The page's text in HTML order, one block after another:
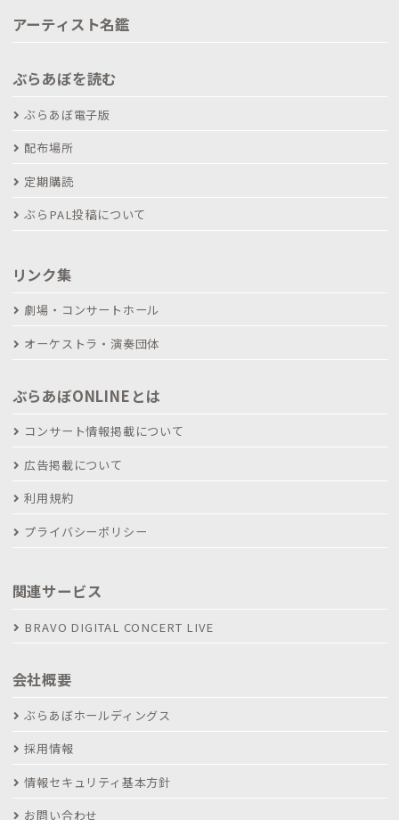
アーティスト名鑑
ぶらあぼを読む
ぶらあぼ電子版
配布場所
定期購読
ぶらPAL投稿について
リンク集
劇場・コンサートホール
オーケストラ・演奏団体
ぶらあぼONLINEとは
コンサート情報掲載について
広告掲載について
利用規約
プライバシーポリシー
関連サービス
BRAVO DIGITAL CONCERT LIVE
会社概要
ぶらあぼホールディングス
採用情報
情報セキュリティ基本方針
お問い合わせ